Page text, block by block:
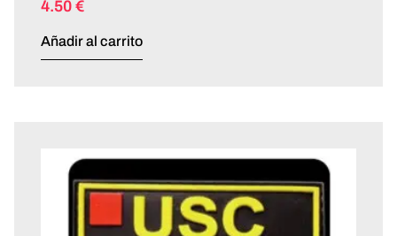
4.50 €
Añadir al carrito